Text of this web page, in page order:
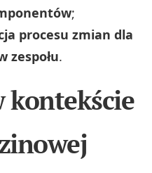
;
procesu zmian dla
zespołu.
kontekście